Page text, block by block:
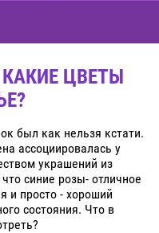
ЦВЕТЫ
был как нельзя кстати.
ассоциировалась у
украшений из
синие розы- отличное
и просто - хороший
состояния. Что в